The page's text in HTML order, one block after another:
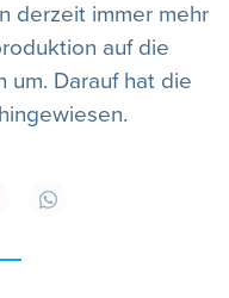
derzeit immer mehr
auf die
um. Darauf hat die